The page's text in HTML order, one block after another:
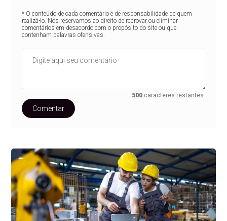
* O conteúdo de cada comentário é de responsabilidade de quem
realizá-lo. Nos reservamos ao direito de reprovar ou eliminar
comentários em desacordo com o propósito do site ou que
contenham palavras ofensivas.
500 caracteres restantes.
Comentar